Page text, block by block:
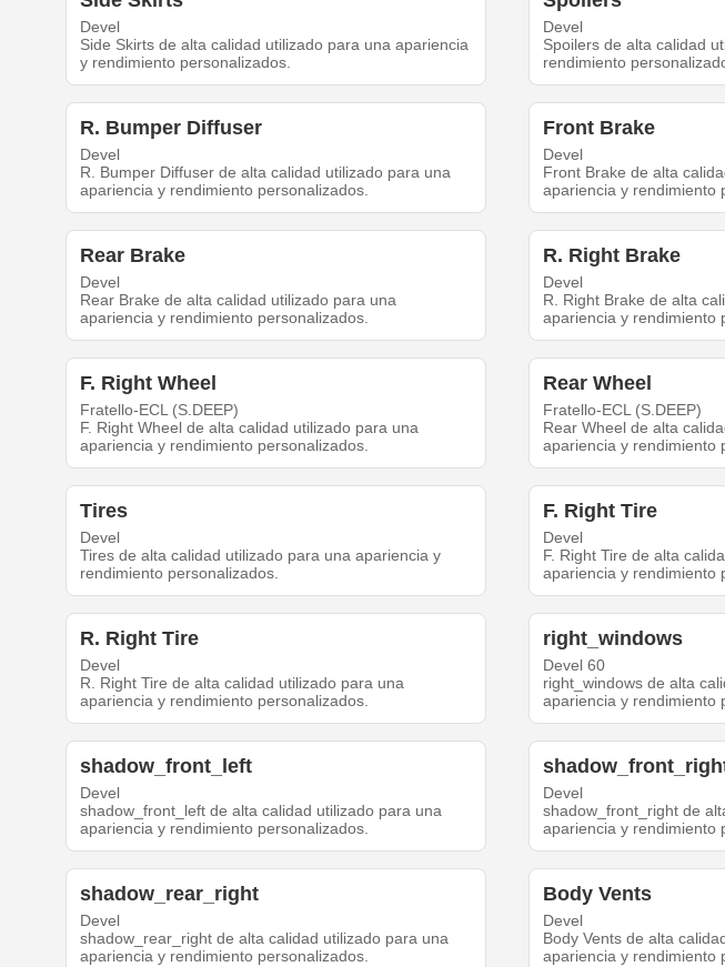
Devel
Side Skirts de alta calidad utilizado para una apariencia
y rendimiento personalizados.
Devel
Spoilers de alta calidad
rendimiento
R. Bumper Diffuser
Devel
R. Bumper Diffuser de alta calidad utilizado para una
apariencia y rendimiento personalizados.
Front Brake
Devel
Front Brake de alta
apariencia y rendimiento
Rear Brake
Devel
Rear Brake de alta calidad utilizado para una
apariencia y rendimiento personalizados.
R. Right Brake
Devel
R. Right Brake de alta
apariencia y rendimiento
F. Right Wheel
Fratello-ECL (S.DEEP)
F. Right Wheel de alta calidad utilizado para una
apariencia y rendimiento personalizados.
Rear Wheel
Fratello-ECL (S.DEEP)
Rear Wheel de alta
apariencia y rendimiento
Tires
Devel
Tires de alta calidad utilizado para una apariencia y
rendimiento personalizados.
F. Right Tire
Devel
F. Right Tire de alta
apariencia y rendimiento
R. Right Tire
Devel
R. Right Tire de alta calidad utilizado para una
apariencia y rendimiento personalizados.
right_windows
Devel 60
right_windows de alta
apariencia y rendimiento
shadow_front_left
Devel
shadow_front_left de alta calidad utilizado para una
apariencia y rendimiento personalizados.
Devel
shadow_front_right de
apariencia y rendimiento
shadow_rear_right
Devel
shadow_rear_right de alta calidad utilizado para una
apariencia y rendimiento personalizados.
Body Vents
Devel
Body Vents de alta
apariencia y rendimiento